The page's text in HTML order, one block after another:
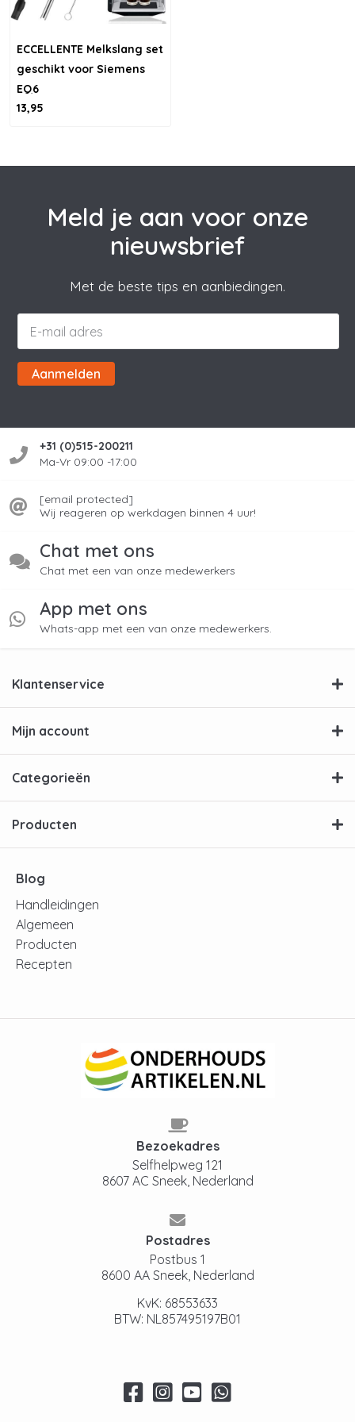
ECCELLENTE Melkslang set
geschikt voor Siemens
EQ6
13,95
Meld je aan voor onze
nieuwsbrief
Met de beste tips en aanbiedingen.
Aanmelden
+31 (0)515-200211
Ma-Vr 09:00 -17:00
[email protected]
Wij reageren op werkdagen binnen 4 uur!
Chat met ons
Chat met een van onze medewerkers
App met ons
Whats-app met een van onze medewerkers.
Klantenservice
Mijn account
Categorieën
Producten
Blog
Handleidingen
Algemeen
Producten
Recepten
Bezoekadres
Selfhelpweg 121
8607 AC Sneek, Nederland
Postadres
Postbus 1
8600 AA Sneek, Nederland
KvK: 68553633
BTW: NL857495197B01